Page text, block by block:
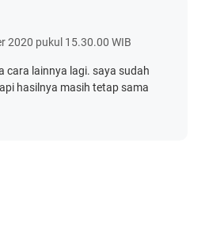
2020 pukul 15.30.00 WIB
cara lainnya lagi. saya sudah
hasilnya masih tetap sama